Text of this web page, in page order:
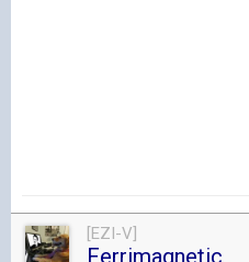
[EZI-V]
Ferrimagnetic